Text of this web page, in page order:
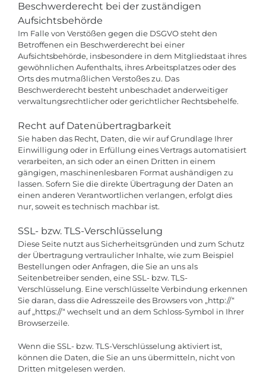
Beschwerderecht bei der zuständigen
Aufsichtsbehörde
Im Falle von Verstößen gegen die DSGVO steht den
Betroffenen ein Beschwerderecht bei einer
Aufsichtsbehörde, insbesondere in dem Mitgliedstaat ihres
gewöhnlichen Aufenthalts, ihres Arbeitsplatzes oder des
Orts des mutmaßlichen Verstoßes zu. Das
Beschwerderecht besteht unbeschadet anderweitiger
verwaltungsrechtlicher oder gerichtlicher Rechtsbehelfe.
Recht auf Datenübertragbarkeit
Sie haben das Recht, Daten, die wir auf Grundlage Ihrer
Einwilligung oder in Erfüllung eines Vertrags automatisiert
verarbeiten, an sich oder an einen Dritten in einem
gängigen, maschinenlesbaren Format aushändigen zu
lassen. Sofern Sie die direkte Übertragung der Daten an
einen anderen Verantwortlichen verlangen, erfolgt dies
nur, soweit es technisch machbar ist.
SSL- bzw. TLS-Verschlüsselung
Diese Seite nutzt aus Sicherheitsgründen und zum Schutz
der Übertragung vertraulicher Inhalte, wie zum Beispiel
Bestellungen oder Anfragen, die Sie an uns als
Seitenbetreiber senden, eine SSL- bzw. TLS-
Verschlüsselung. Eine verschlüsselte Verbindung erkennen
Sie daran, dass die Adresszeile des Browsers von „http://“
auf „https://“ wechselt und an dem Schloss-Symbol in Ihrer
Browserzeile.
Wenn die SSL- bzw. TLS-Verschlüsselung aktiviert ist,
können die Daten, die Sie an uns übermitteln, nicht von
Dritten mitgelesen werden.